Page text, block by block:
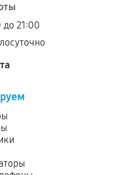
до 21:00